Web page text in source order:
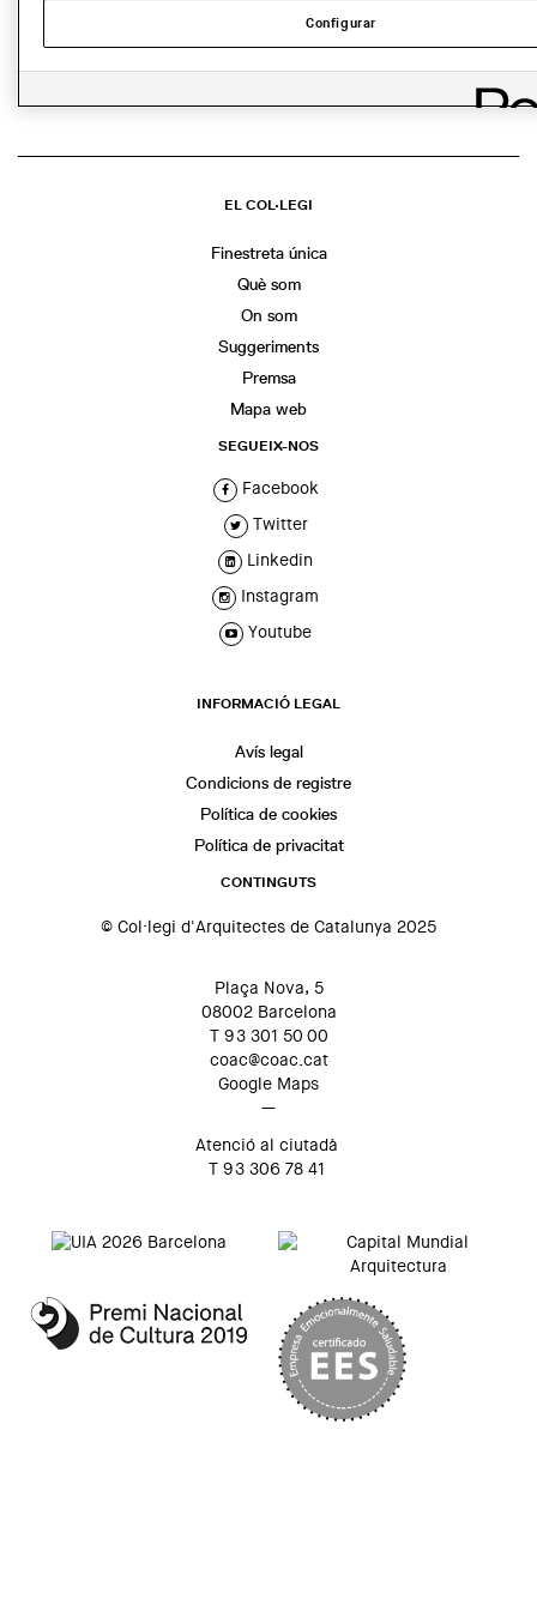
WhatsApp
Facebook
TwitterLinkedIn
Share
EL COL·LEGI
Finestreta única
Què som
On som
Suggeriments
Premsa
Mapa web
SEGUEIX-NOS
Facebook
Twitter
Linkedin
Instagram
Youtube
INFORMACIÓ LEGAL
Avís legal
Condicions de registre
Política de cookies
Política de privacitat
CONTINGUTS
© Col·legi d'Arquitectes de Catalunya 2025
Plaça Nova, 5
08002 Barcelona
T 93 301 50 00
coac@coac.cat
Google Maps
—
Atenció al ciutadà
T 93 306 78 41
Configurar